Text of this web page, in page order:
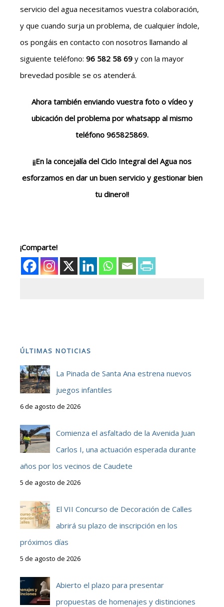
servicio del agua necesitamos vuestra colaboración,
y que cuando surja un problema, de cualquier índole,
os pongáis en contacto con nosotros llamando al
siguiente teléfono: 96 582 58 69 y con la mayor
brevedad posible se os atenderá.
Ahora también enviando vuestra foto o vídeo y
ubicación del problema por whatsapp al mismo
teléfono 965825869.
¡¡En la concejalía del Ciclo Integral del Agua nos
esforzamos en dar un buen servicio y gestionar bien
tu dinero!!
¡Comparte!
ÚLTIMAS NOTICIAS
La Pinada de Santa Ana estrena nuevos
juegos infantiles
6 de agosto de 2026
Comienza el asfaltado de la Avenida Juan
Carlos I, una actuación esperada durante
años por los vecinos de Caudete
5 de agosto de 2026
El VII Concurso de Decoración de Calles
abrirá su plazo de inscripción en los
próximos días
5 de agosto de 2026
Abierto el plazo para presentar
propuestas de homenajes y distinciones